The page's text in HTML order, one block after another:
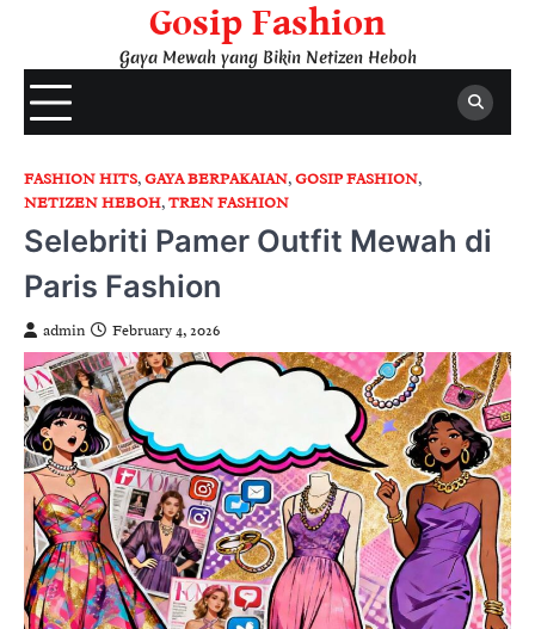
content
Gosip Fashion
Gaya Mewah yang Bikin Netizen Heboh
FASHION HITS,GAYA BERPAKAIAN,GOSIP FASHION,
NETIZEN HEBOH,TREN FASHION
Selebriti Pamer Outfit Mewah di
Paris Fashion
admin February 4, 2026